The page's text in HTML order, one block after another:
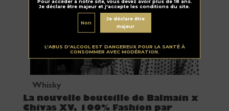
Pour accéder à notre site, vous devez avoir plus de 18 ans.
Je déclare être majeur et j'accepte les conditions du site.
Non
Je déclare être
majeur
L'ABUS D'ALCOOL EST DANGEREUX POUR LA SANTÉ À
CONSOMMER AVEC MODÉRATION.
Whisky
La nouvelle bouteille de Balmain x
Chivas XV, 100% Fashion par